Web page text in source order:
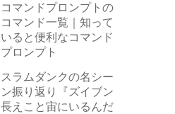
だが お前をでかくす
ることはできない。た
とえオレがどんな名コ
ーチでもな 立派な才
能だ』
コマンドプロンプトの
コマンド一覧｜知って
いると便利なコマンド
プロンプト
スラムダンクの名シー
ン振り返り『ズイブン
長えこと宙にいるんだ